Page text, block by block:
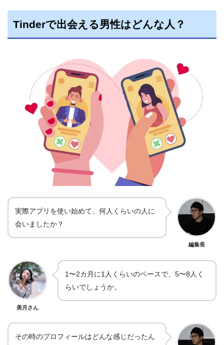
Tinderで出会える男性はどんな人？
実際アプリを使い始めて、何人くらいの人に
会いましたか？
編集長
美月さん
1〜2カ月に1人くらいのペースで、5〜8人く
らいでしょうか。
その時のプロフィールはどんな感じだったん